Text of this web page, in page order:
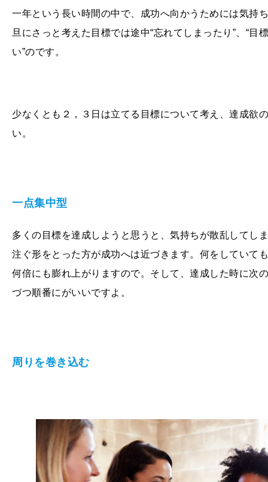
一年という長い時間の中で、成功へ向かうためには気持
旦にさっと考えた目標では途中“忘れてしまったり”、“
い”のです。
少なくとも２，３日は立てる目標について考え、達成欲
い。
一点集中型
多くの目標を達成しようと思うと、気持ちが散乱してし
注ぐ形をとった方が成功へは近づきます。何をしていて
何倍にも膨れ上がりますので。そして、達成した時に次
づつ順番にがいいですよ。
周りを巻き込む